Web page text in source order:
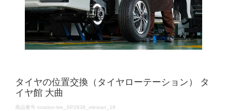
タイヤの位置交換（タイヤローテーション） タ
イヤ館 大曲
DETAILS
商品番号 rotation-tire_SP2838_minivan_18